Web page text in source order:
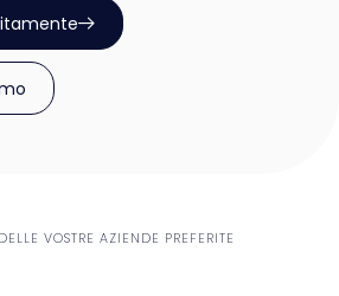
VOSTRE AZIENDE PREFERITE